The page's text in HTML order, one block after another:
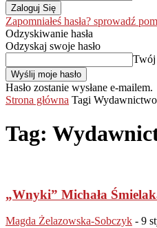
Zapomniałeś hasła? sprowadź
Odzyskiwanie hasła
Odzyskaj swoje hasło
Twój
Hasło zostanie wysłane e-mailem.
Strona główna Tagi
Tag:
„Wnyki” Michała
Magda Żelazowska-Sobczyk - 9